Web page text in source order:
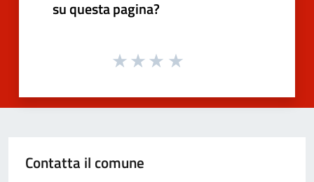
su questa pagina?
Contatta il comune